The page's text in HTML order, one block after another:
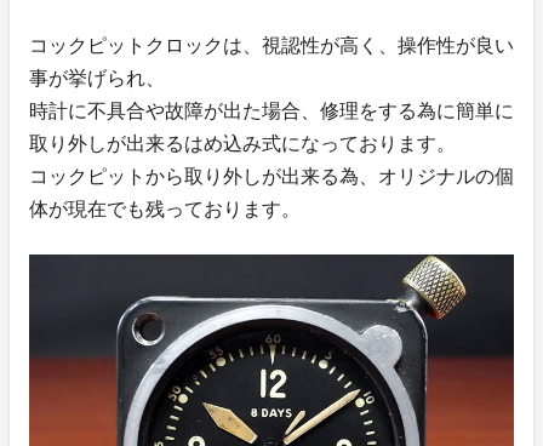
コックピットクロックは、視認性が高く、操作性が良い
事が挙げられ、
時計に不具合や故障が出た場合、修理をする為に簡単に
取り外しが出来るはめ込み式になっております。
コックピットから取り外しが出来る為、オリジナルの個
体が現在でも残っております。